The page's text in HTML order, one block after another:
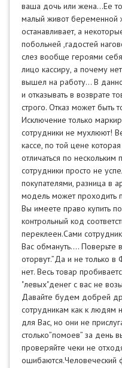
ваша дочь или жена…Ее
малый живот беременной
останавливает, а
побольней ,гадостей
слез вообще героями
лицо кассиру, а почему
вышел на работу… В
и отказывать в возврате
строго. Отказ может быть
Исключение только
сотрудники не мухлюют!
кассе, по той цене
отличаться по
сотрудники просто не
покупателями, разница в
модель может проходить
Вы имеете право купить
контрольный код
переклеен.Сами
Вас обмануть…. Поверьте
оторвут.”Да и не только
нет. Весь товар
"левых"денег с вас не
Давайте будем добрей
сотрудникам как к людям
для Вас, но они не
столько”помоев” за
проверяйте чеки не
ошибаются.Человеческий